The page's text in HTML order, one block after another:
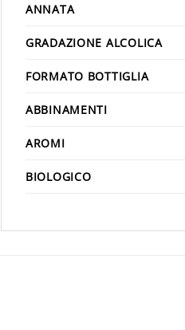
ANNATA
GRADAZIONE ALCOLICA
FORMATO BOTTIGLIA
ABBINAMENTI
AROMI
BIOLOGICO